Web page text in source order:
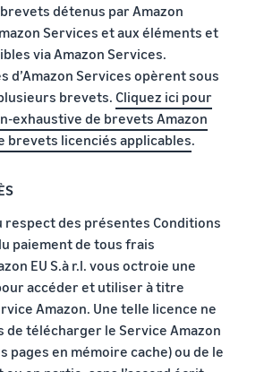
détenus par Amazon
Services et aux éléments et
via Amazon Services.
d’Amazon Services opèrent sous
brevets.Cliquez ici pour
exhaustive de brevets Amazon
brevets licenciés applicables.
respect des présentes Conditions
paiement de tous frais
EU S.à r.l. vous octroie une
accéder et utiliser à titre
Amazon. Une telle licence ne
de télécharger le Service Amazon
pages en mémoire cache) ou de le